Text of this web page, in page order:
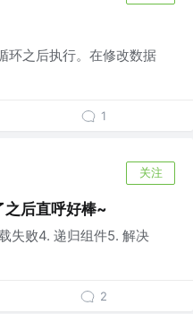
环之后执行。在修改数据
1
关注
后直呼好棒~
失败4. 递归组件5. 解决
2